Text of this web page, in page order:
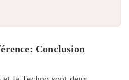
Conclusion